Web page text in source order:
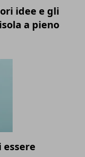
idee e gli
a pieno